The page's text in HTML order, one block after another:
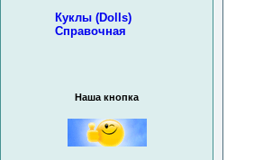
Куклы (Dolls)
Справочная
Наша кнопка